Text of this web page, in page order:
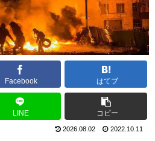
Facebook はてブ
LINE コピー
2026.08.02 2022.10.11